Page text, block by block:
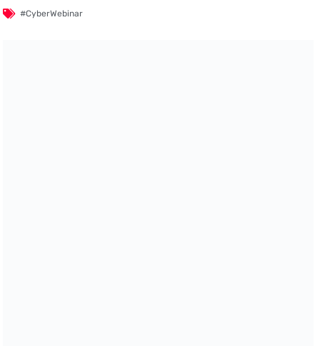
#CyberWebinar